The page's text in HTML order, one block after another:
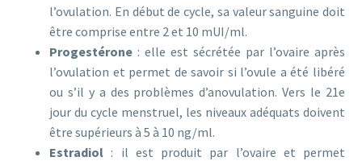
l’ovulation. En début de cycle, sa valeur sanguine doit
être comprise entre 2 et 10 mUI/ml.
Progestérone : elle est sécrétée par l’ovaire après
l’ovulation et permet de savoir si l’ovule a été libéré
ou s’il y a des problèmes d’anovulation. Vers le 21e
jour du cycle menstruel, les niveaux adéquats doivent
être supérieurs à 5 à 10 ng/ml.
Estradiol : il est produit par l’ovaire et permet